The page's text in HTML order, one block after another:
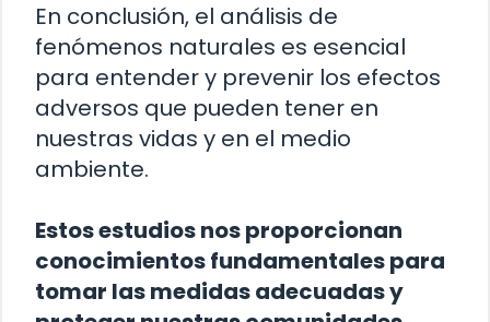
En conclusión, el análisis de
fenómenos naturales es esencial
para entender y prevenir los efectos
adversos que pueden tener en
nuestras vidas y en el medio
ambiente.
Estos estudios nos proporcionan
conocimientos fundamentales para
tomar las medidas adecuadas y